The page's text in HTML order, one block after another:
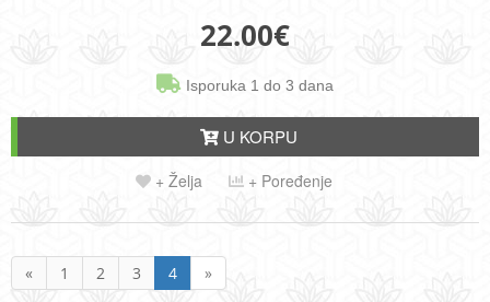
22.00€
Isporuka 1 do 3 dana
U KORPU
+ Želja + Poređenje
« 1 2 3 4 »